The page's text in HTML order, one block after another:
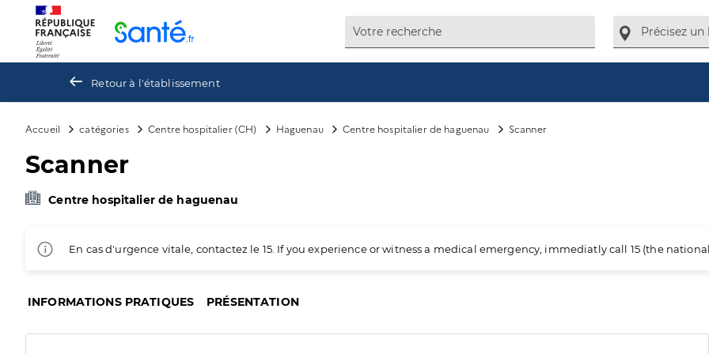
Retour à l'établissement
Accueil catégories Centre hospitalier (CH) Haguenau Centre hospitalier de haguenau Scanner
Scanner
Centre hospitalier de haguenau
En cas d'urgence vitale, contactez le 15. If you experience or witness a medical emergency, immediatly call 15 (the
INFORMATIONS PRATIQUES PRÉSENTATION
Panneau de gestion des cookies